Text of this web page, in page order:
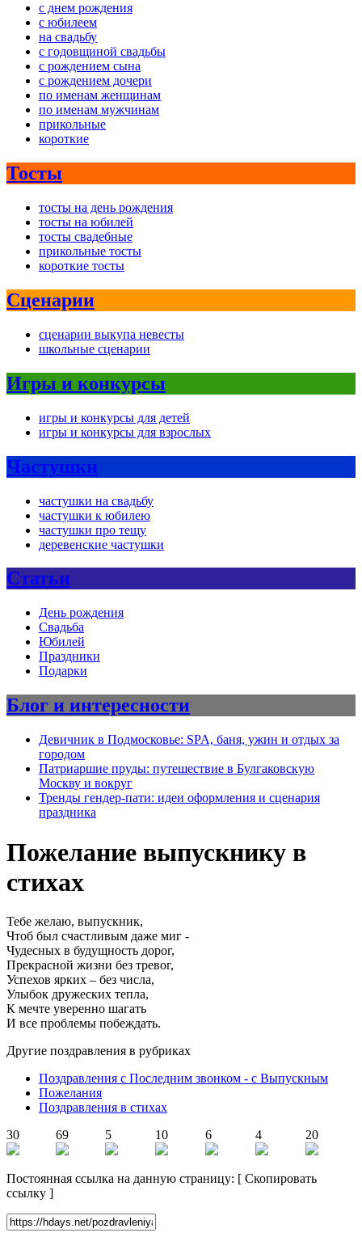
с днем рождения
с юбилеем
на свадьбу
с годовщиной свадьбы
с рождением сына
с рождением дочери
по именам женщинам
по именам мужчинам
прикольные
короткие
Тосты
тосты на день рождения
тосты на юбилей
тосты свадебные
прикольные тосты
короткие тосты
Сценарии
сценарии выкупа невесты
школьные сценарии
Игры и конкурсы
игры и конкурсы для детей
игры и конкурсы для взрослых
Частушки
частушки на свадьбу
частушки к юбилею
частушки про тещу
деревенские частушки
Статьи
День рождения
Свадьба
Юбилей
Праздники
Подарки
Блог и интересности
Девичник в Подмосковье: SPA, баня, ужин и отдых за
городом
Патриаршие пруды: путешествие в Булгаковскую
Москву и вокруг
Тренды гендер-пати: идеи оформления и сценария
праздника
Пожелание выпускнику в
стихах
Тебе желаю, выпускник,
Чтоб был счастливым даже миг -
Чудесных в будущность дорог,
Прекрасной жизни без тревог,
Успехов ярких – без числа,
Улыбок дружеских тепла,
К мечте уверенно шагать
И все проблемы побеждать.
Другие поздравления в рубриках
Поздравления с Последним звонком - с Выпускным
Пожелания
Поздравления в стихах
30
69 5 10 6 4 20
Постоянная ссылка на данную страницу: [ Скопировать
ссылку ]